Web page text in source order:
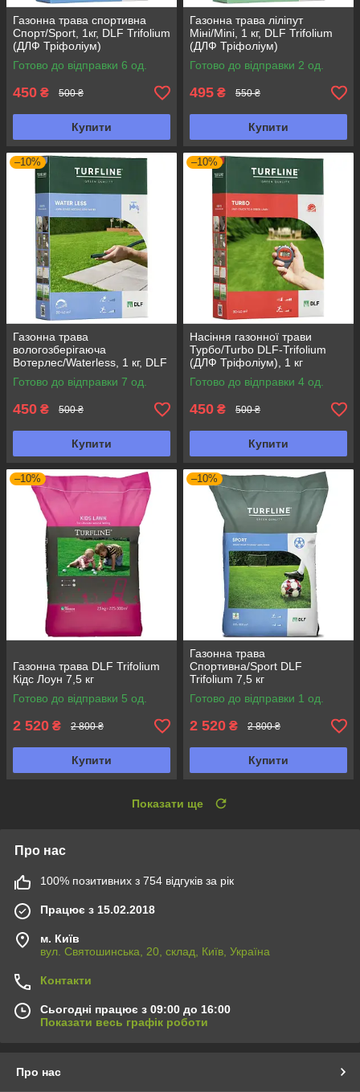
Газонна трава спортивна
Спорт/Sport, 1кг, DLF Trifolium
(ДЛФ Тріфоліум)
Готово до відправки 6 од.
450 ₴ 500 ₴
Купити
Газонна трава ліліпут
Міні/Mini, 1 кг, DLF Trifolium
(ДЛФ Тріфоліум)
Готово до відправки 2 од.
495 ₴ 550 ₴
Купити
–10%
Газонна трава
вологозберігаюча
Вотерлес/Waterless, 1 кг, DLF
Trifolium (ДЛФ Тріфоліум)
Готово до відправки 7 од.
450 ₴ 500 ₴
Купити
–10%
Насіння газонної трави
Турбо/Turbo DLF-Trifolium
(ДЛФ Тріфоліум), 1 кг
Готово до відправки 4 од.
450 ₴ 500 ₴
Купити
–10%
Газонна трава DLF Trifolium
Кідс Лоун 7,5 кг
Готово до відправки 5 од.
2 520 ₴ 2 800 ₴
Купити
–10%
Газонна трава
Спортивна/Sport DLF
Trifolium 7,5 кг
Готово до відправки 1 од.
2 520 ₴ 2 800 ₴
Купити
Показати ще
Про нас
100% позитивних з 754 відгуків за рік
Працює з 15.02.2018
м. Київ
вул. Святошинська, 20, склад, Київ, Україна
Контакти
Сьогодні працює з 09:00 до 16:00
Показати весь графік роботи
Про нас